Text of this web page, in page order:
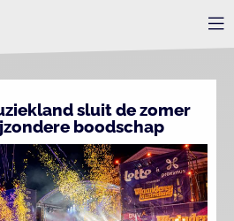
sluit de zomer
boodschap